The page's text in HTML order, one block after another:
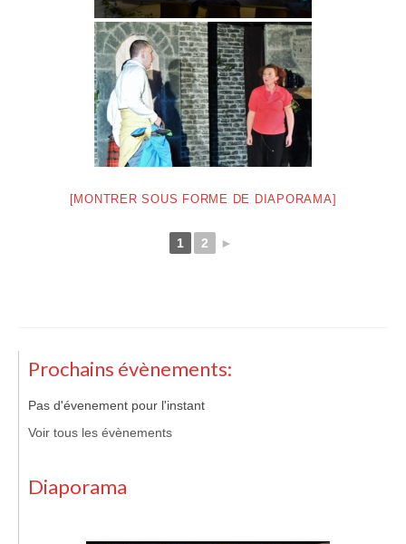
[MONTRER SOUS FORME DE DIAPORAMA]
1 2 ►
Prochains évènements:
Pas d'évenement pour l'instant
Voir tous les évènements
Diaporama